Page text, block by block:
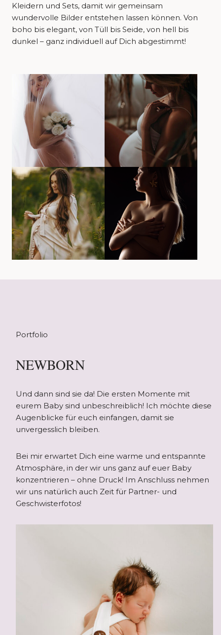
Kleidern und Sets, damit wir gemeinsam
wundervolle Bilder entstehen lassen können. Von
boho bis elegant, von Tüll bis Seide, von hell bis
dunkel – ganz individuell auf Dich abgestimmt!
Portfolio
NEWBORN
Und dann sind sie da! Die ersten Momente mit
eurem Baby sind unbeschreiblich! Ich möchte diese
Augenblicke für euch einfangen, damit sie
unvergesslich bleiben.
Bei mir erwartet Dich eine warme und entspannte
Atmosphäre, in der wir uns ganz auf euer Baby
konzentrieren – ohne Druck! Im Anschluss nehmen
wir uns natürlich auch Zeit für Partner- und
Geschwisterfotos!